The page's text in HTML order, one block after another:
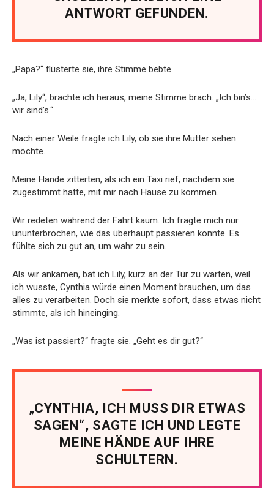
ANTWORT GEFUNDEN.
„Papa?“ flüsterte sie, ihre Stimme bebte.
„Ja, Lily“, brachte ich heraus, meine Stimme brach. „Ich bin’s…
wir sind’s.“
Nach einer Weile fragte ich Lily, ob sie ihre Mutter sehen
möchte.
Meine Hände zitterten, als ich ein Taxi rief, nachdem sie
zugestimmt hatte, mit mir nach Hause zu kommen.
Wir redeten während der Fahrt kaum. Ich fragte mich nur
ununterbrochen, wie das überhaupt passieren konnte. Es
fühlte sich zu gut an, um wahr zu sein.
Als wir ankamen, bat ich Lily, kurz an der Tür zu warten, weil
ich wusste, Cynthia würde einen Moment brauchen, um das
alles zu verarbeiten. Doch sie merkte sofort, dass etwas nicht
stimmte, als ich hineinging.
„Was ist passiert?“ fragte sie. „Geht es dir gut?“
„CYNTHIA, ICH MUSS DIR ETWAS
SAGEN“, SAGTE ICH UND LEGTE
MEINE HÄNDE AUF IHRE
SCHULTERN.